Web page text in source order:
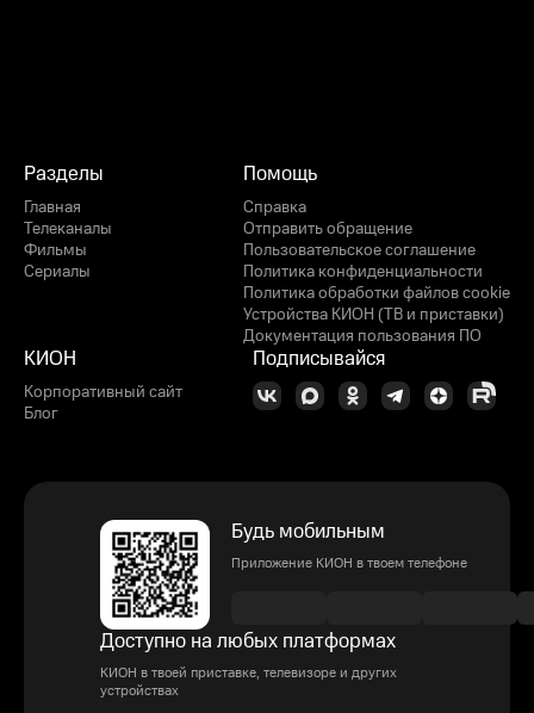
Разделы
Главная
Телеканалы
Фильмы
Сериалы
Помощь
Справка
Отправить обращение
Пользовательское соглашение
Политика конфиденциальности
Политика обработки файлов cookie
Устройства КИОН (ТВ и приставки)
Документация пользования ПО
КИОН
Корпоративный сайт
Блог
Подписывайся
Будь мобильным
Приложение КИОН в твоем телефоне
Доступно на любых платформах
КИОН в твоей приставке, телевизоре и других
устройствах